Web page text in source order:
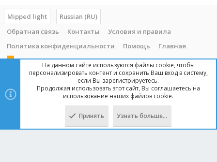
Mipped light
Russian (RU)
Обратная связь
Контакты
Условия и правила
Политика конфиденциальности
Помощь Главная
R
Copyright © 2014 - 2025, mipped.com. Все права защищены. При
копировании материала с сайта, обратная ссылка обязательна!
На данном сайте используются файлы cookie, чтобы
персонализировать контент и сохранить Ваш вход в систему,
если Вы зарегистрируетесь.
Продолжая использовать этот сайт, Вы соглашаетесь на
использование наших файлов cookie.
Принять Узнать больше…